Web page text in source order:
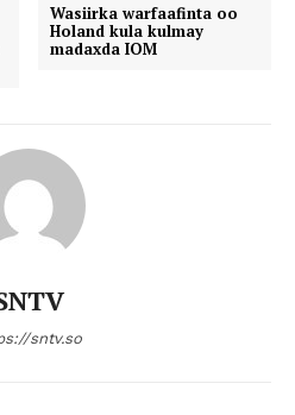
Wasiirka warfaafinta oo
Holand kula kulmay
madaxda IOM
sntv.so